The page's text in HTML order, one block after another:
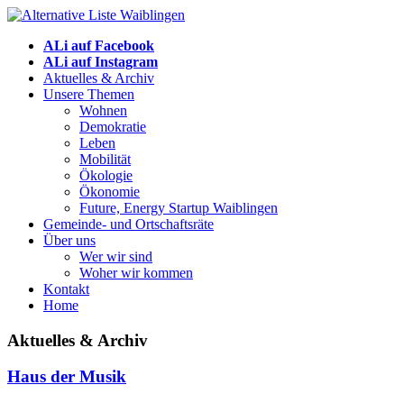
ALi auf Facebook
ALi auf Instagram
Aktuelles & Archiv
Unsere Themen
Wohnen
Demokratie
Leben
Mobilität
Ökologie
Ökonomie
Future, Energy Startup Waiblingen
Gemeinde- und Ortschaftsräte
Über uns
Wer wir sind
Woher wir kommen
Kontakt
Home
Aktuelles & Archiv
Haus der Musik